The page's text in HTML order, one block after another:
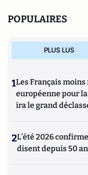
POPULAIRES
PLUS LUS
1Les Français
européenne pour
ira le grand
2L’été 2026
disent depuis 50